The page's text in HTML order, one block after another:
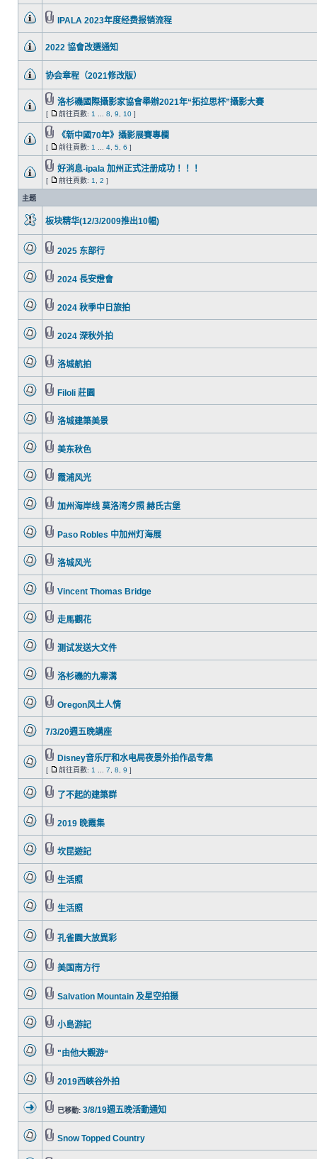
IPALA 2023年度经费报销流程
2022 協會改選通知
协会章程（2021修改版）
洛杉磯國際攝影家協會舉辦2021年“拓拉思杯”攝影大賽
[ 前往頁數: 1 8 9 10 ]
《新中國70年》攝影展賽專欄
[ 前往頁數: 1 4 5 6 ]
好消息-ipala 加州正式注册成功！！！
[ 前往頁數: 1 2 ]
主題
板块精华(12/3/2009推出10幅)
2025 东部行
2024 長安燈會
2024 秋季中日旅拍
2024 深秋外拍
洛城航拍
Filoli 莊園
洛城建築美景
美东秋色
霞浦风光
加州海岸线 莫洛湾夕照 赫氏古堡
Paso Robles 中加州灯海展
洛城风光
Vincent Thomas Bridge
走馬觀花
测试发送大文件
洛杉磯的九寨溝
Oregon风土人情
7/3/20週五晚講座
Disney音乐厅和水电局夜景外拍作品专集
[ 前往頁數: 1 7 8 9 ]
了不起的建築群
2019 晚霞集
坎昆遊記
生活照
生活照
孔雀園大放異彩
美国南方行
Salvation Mountain 及星空拍摄
小島游記
"由他大觀游“
2019西峽谷外拍
已移動: 3/8/19週五晚活動通知
Snow Topped Country